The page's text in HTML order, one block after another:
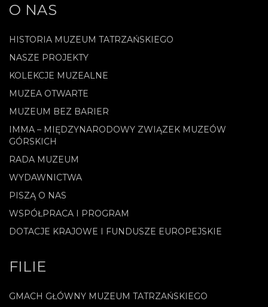
O NAS
HISTORIA MUZEUM TATRZAŃSKIEGO
NASZE PROJEKTY
KOLEKCJE MUZEALNE
MUZEA OTWARTE
MUZEUM BEZ BARIER
IMMA – MIĘDZYNARODOWY ZWIĄZEK MUZEÓW
GÓRSKICH
RADA MUZEUM
WYDAWNICTWA
PISZĄ O NAS
WSPÓŁPRACA I PROGRAM
DOTACJE KRAJOWE I FUNDUSZE EUROPEJSKIE
FILIE
GMACH GŁÓWNY MUZEUM TATRZAŃSKIEGO